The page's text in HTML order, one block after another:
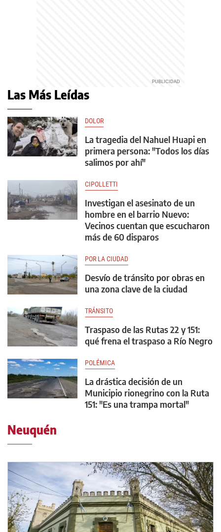
Las Más Leídas
DOLOR
La tragedia del Nahuel Huapi en
primera persona: "Todos los días
salimos por ahí"
CIPOLLETTI
Investigan el asesinato de un
hombre en el barrio Nuevo:
Vecinos cuentan que escucharon
más de 60 disparos
POR LA CIUDAD
Desvío de tránsito por obras en
una zona clave de la ciudad
TRÁNSITO
Traspaso de las Rutas 22 y 151:
qué frena el traspaso a Río Negro
POLÉMICA
La drástica decisión de un
Municipio rionegrino con la Ruta
151: "Es una trampa mortal"
Neuquén